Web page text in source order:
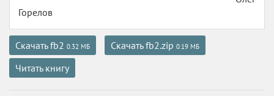
Горелов
Скачать fb2 0.32 МБ Скачать fb2.zip 0.19 МБ
Читать книгу